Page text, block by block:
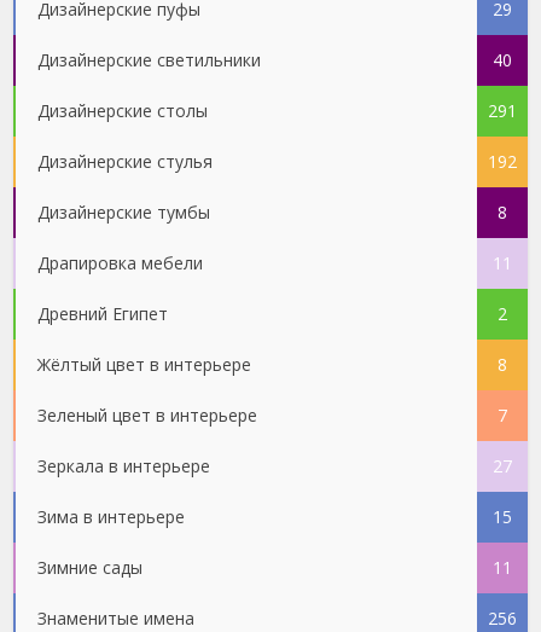
Дизайнерские пуфы 29
Дизайнерские светильники 40
Дизайнерские столы 291
Дизайнерские стулья 192
Дизайнерские тумбы 8
Драпировка мебели 11
Древний Египет 2
Жёлтый цвет в интерьере 8
Зеленый цвет в интерьере 7
Зеркала в интерьере 27
Зима в интерьере 15
Зимние сады 11
Знаменитые имена 256